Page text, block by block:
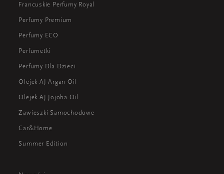
Francuskie Perfumy Royal
Perfumy Premium
Perfumy ECO
Perfumetki
Perfumy Dla Dzieci
Olejek AJ Argan Oil
Olejek AJ Jojoba Oil
Zawieszki Samochodowe
Car&Home
Summer Edition